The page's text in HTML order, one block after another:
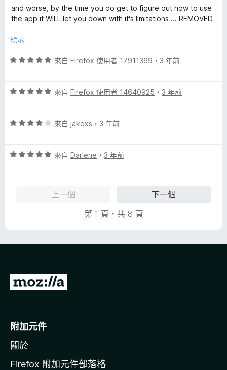
分
5
and worse, by the time you do get to figure out how to use
the app it WILL let you down with it's limitations ... REMOVED
標示
評
分
分
來自 Firefox 使用者 17911369 ， 3 年前
評
分
分
來自 Firefox 使用者 14640925 ， 3 年前
評
分
來自 jakqxs ， 3 年前
評
來自 Darlene ， 3 年前
上一個
下一個
第 1 頁，共 8 頁
前
o
i
l
附加元件
關於
Firefox 附加元件部落格